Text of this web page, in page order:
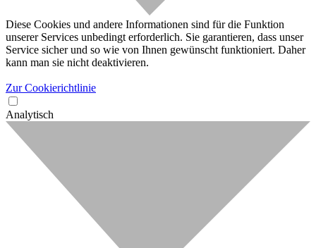
Diese Cookies und andere Informationen sind für die Funktion
unserer Services unbedingt erforderlich. Sie garantieren, dass unser
Service sicher und so wie von Ihnen gewünscht funktioniert. Daher
kann man sie nicht deaktivieren.
Zur Cookierichtlinie
Analytisch